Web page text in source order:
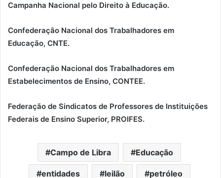
Campanha Nacional pelo Direito à Educação.
Confederação Nacional dos Trabalhadores em
Educação, CNTE.
Confederação Nacional dos Trabalhadores em
Estabelecimentos de Ensino, CONTEE.
Federação de Sindicatos de Professores de Instituições
Federais de Ensino Superior, PROIFES.
Campo de Libra Educação
entidades leilão petróleo